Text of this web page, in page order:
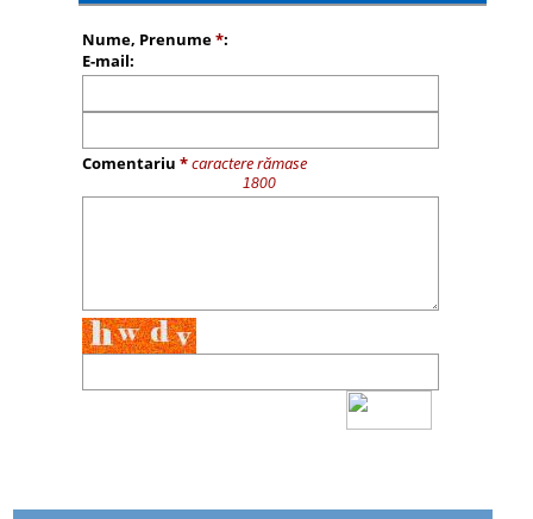
Nume, Prenume*:
E-mail:
Comentariu *caractere rămase